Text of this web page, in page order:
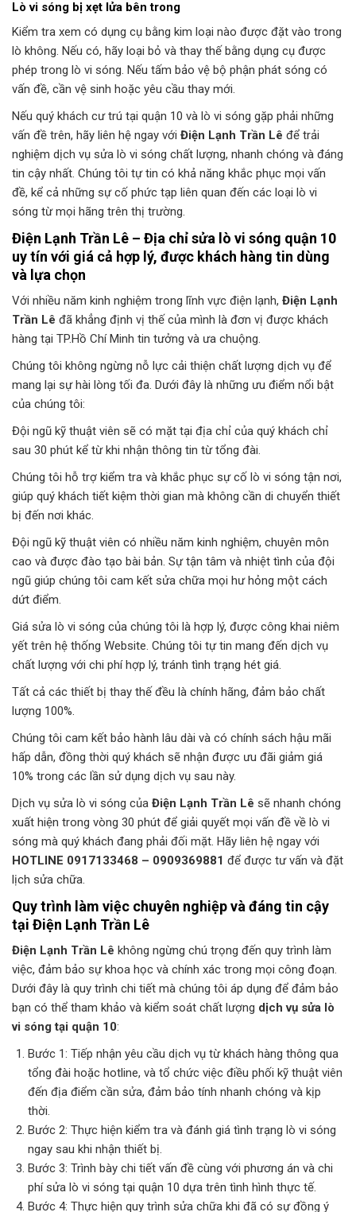
Lò vi sóng bị xẹt lửa bên trong
Kiểm tra xem có dụng cụ bằng kim loại nào được đặt vào trong
lò không. Nếu có, hãy loại bỏ và thay thế bằng dụng cụ được
phép trong lò vi sóng. Nếu tấm bảo vệ bộ phận phát sóng có
vấn đề, cần vệ sinh hoặc yêu cầu thay mới.
Nếu quý khách cư trú tại quận 10 và lò vi sóng gặp phải những
vấn đề trên, hãy liên hệ ngay với Điện Lạnh Trần Lê để trải
nghiệm dịch vụ sửa lò vi sóng chất lượng, nhanh chóng và đáng
tin cậy nhất. Chúng tôi tự tin có khả năng khắc phục mọi vấn
đề, kể cả những sự cố phức tạp liên quan đến các loại lò vi
sóng từ mọi hãng trên thị trường.
Điện Lạnh Trần Lê – Địa chỉsửa lò vi sóng quận 10
uy tín với giá cả hợp lý, được khách hàng tin dùng
và lựa chọn
Với nhiều năm kinh nghiệm trong lĩnh vực điện lạnh, Điện Lạnh
Trần Lê đã khẳng định vị thế của mình là đơn vị được khách
hàng tại TP.Hồ Chí Minh tin tưởng và ưa chuộng.
Chúng tôi không ngừng nỗ lực cải thiện chất lượng dịch vụ để
mang lại sự hài lòng tối đa. Dưới đây là những ưu điểm nổi bật
của chúng tôi:
Đội ngũ kỹ thuật viên sẽ có mặt tại địa chỉ của quý khách chỉ
sau 30 phút kể từ khi nhận thông tin từ tổng đài.
Chúng tôi hỗ trợ kiểm tra và khắc phục sự cố lò vi sóng tận nơi,
giúp quý khách tiết kiệm thời gian mà không cần di chuyển thiết
bị đến nơi khác.
Đội ngũ kỹ thuật viên có nhiều năm kinh nghiệm, chuyên môn
cao và được đào tạo bài bản. Sự tận tâm và nhiệt tình của đội
ngũ giúp chúng tôi cam kết sửa chữa mọi hư hỏng một cách
dứt điểm.
Giá sửa lò vi sóng của chúng tôi là hợp lý, được công khai niêm
yết trên hệ thống Website. Chúng tôi tự tin mang đến dịch vụ
chất lượng với chi phí hợp lý, tránh tình trạng hét giá.
Tất cả các thiết bị thay thế đều là chính hãng, đảm bảo chất
lượng 100%.
Chúng tôi cam kết bảo hành lâu dài và có chính sách hậu mãi
hấp dẫn, đồng thời quý khách sẽ nhận được ưu đãi giảm giá
10% trong các lần sử dụng dịch vụ sau này.
Dịch vụ sửa lò vi sóng của Điện Lạnh Trần Lê sẽ nhanh chóng
xuất hiện trong vòng 30 phút để giải quyết mọi vấn đề về lò vi
sóng mà quý khách đang phải đối mặt. Hãy liên hệ ngay với
HOTLINE 0917133468 – 0909369881 để được tư vấn và đặt
lịch sửa chữa.
Quy trình làm việc chuyên nghiệp và đáng tin cậy
tại Điện Lạnh Trần Lê
Điện Lạnh Trần Lê không ngừng chú trọng đến quy trình làm
việc, đảm bảo sự khoa học và chính xác trong mọi công đoạn.
Dưới đây là quy trình chi tiết mà chúng tôi áp dụng để đảm bảo
bạn có thể tham khảo và kiểm soát chất lượng dịch vụ sửa lò
vi sóng tại quận 10:
Bước 1: Tiếp nhận yêu cầu dịch vụ từ khách hàng thông qua
tổng đài hoặc hotline, và tổ chức việc điều phối kỹ thuật viên
đến địa điểm cần sửa, đảm bảo tính nhanh chóng và kịp
thời.
Bước 2: Thực hiện kiểm tra và đánh giá tình trạng lò vi sóng
ngay sau khi nhận thiết bị.
Bước 3: Trình bày chi tiết vấn đề cùng với phương án và chi
phí sửa lò vi sóng tại quận 10 dựa trên tình hình thực tế.
Bước 4: Thực hiện quy trình sửa chữa khi đã có sự đồng ý